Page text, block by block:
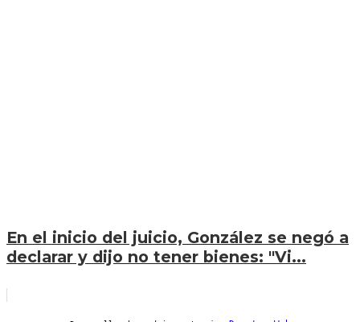
En el inicio del juicio, González se negó a
declarar y dijo no tener bienes: "Vi...